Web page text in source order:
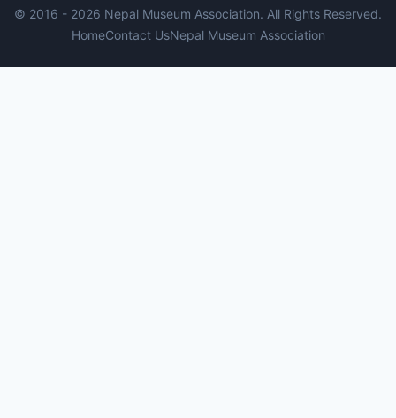
© 2016 - 2026 Nepal Museum Association. All Rights Reserved.
HomeContact UsNepal Museum Association